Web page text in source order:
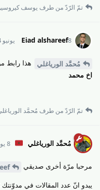
تمّ الرّدّ من طرف يوسف
Eiad alshareef8 يونيو 2024
مُحمَّد الورياغلي هذا رابط
اخ محمد
تمّ الرّدّ من طرف مُحمَّد
مُحمَّد الورياغلي 8 يونيو 2024
مرحبا مرّة أخرى صديقي